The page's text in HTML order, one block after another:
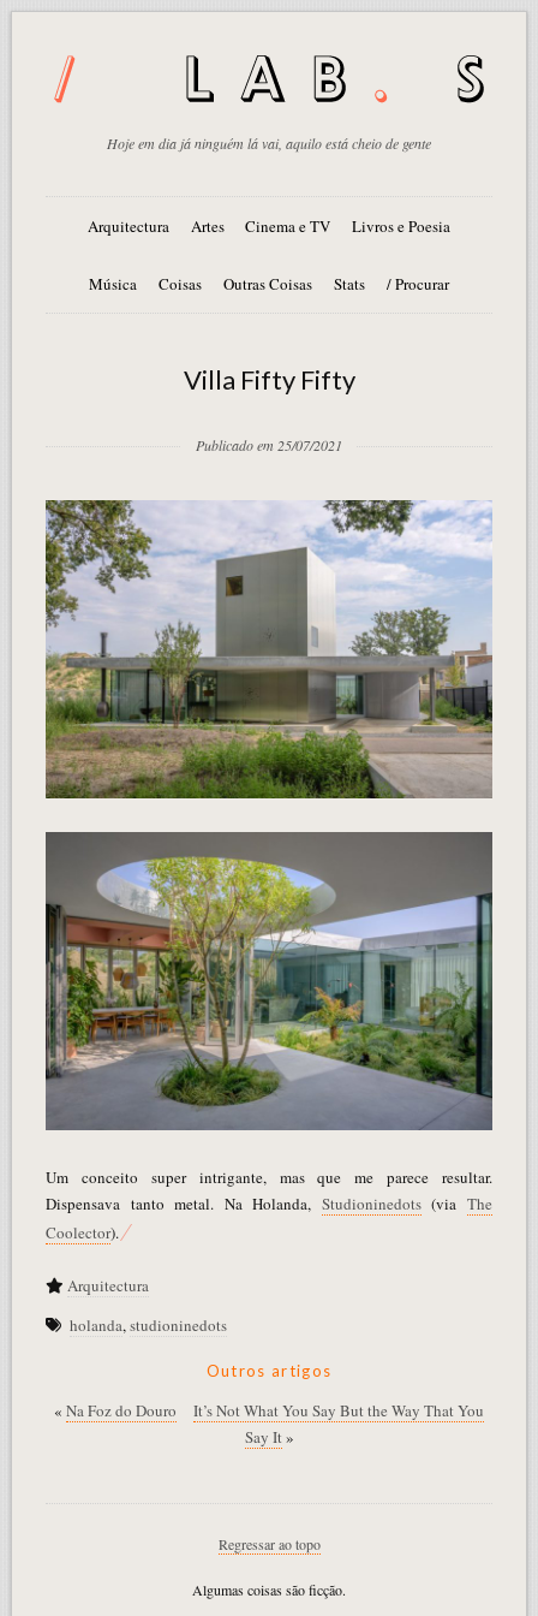
Hoje em dia já ninguém lá vai, aquilo está cheio de gente
Arquitectura Artes Cinema e TV Livros e Poesia
Música Coisas Outras Coisas Stats / Procurar
Villa Fifty Fifty
Publicado em 25/07/2021
Um conceito super intrigante, mas que me parece resultar.
Dispensava tanto metal. Na Holanda, Studioninedots(viaThe
Coolector).
Arquitectura
holanda,studioninedots
Outros artigos
« Na Foz do Douro
It’s Not What You Say But the Way That You
Say It»
Regressar ao topo
Algumas coisas são ficção.